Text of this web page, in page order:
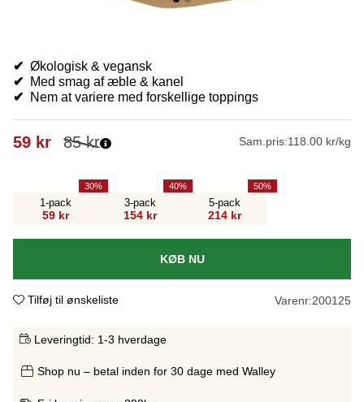
✔ Økologisk & vegansk
✔ Med smag af æble & kanel
✔ Nem at variere med forskellige toppings
85kr
59 kr Sam.pris:118.00 kr/kg
1-pack
59 kr
30
3-pack
154 kr
40
5-pack
214 kr
50
KØB NU
Tilføj til ønskeliste Varenr:200125
Leveringtid: 1-3 hverdage
Shop nu – betal inden for 30 dage med Walley